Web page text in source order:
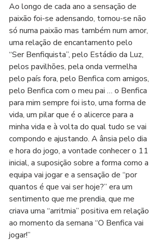
Ao longo de cada ano a sensação de
paixão foi-se adensando, tornou-se não
só numa paixão mas também num amor,
uma relação de encantamento pelo
“Ser Benfiquista”, pelo Estádio da Luz,
pelos pavilhões, pela onda vermelha
pelo país fora, pelo Benfica com amigos,
pelo Benfica com o meu pai … o Benfica
para mim sempre foi isto, uma forma de
vida, um pilar que é o alicerce para a
minha vida e à volta do qual tudo se vai
compondo e ajustando. A ânsia pelo dia
e hora do jogo, a vontade conhecer o 11
inicial, a suposição sobre a forma como a
equipa vai jogar e a sensação de “por
quantos é que vai ser hoje?” era um
sentimento que me prendia, que me
criava uma “arritmia” positiva em relação
ao momento da semana “O Benfica vai
jogar!”